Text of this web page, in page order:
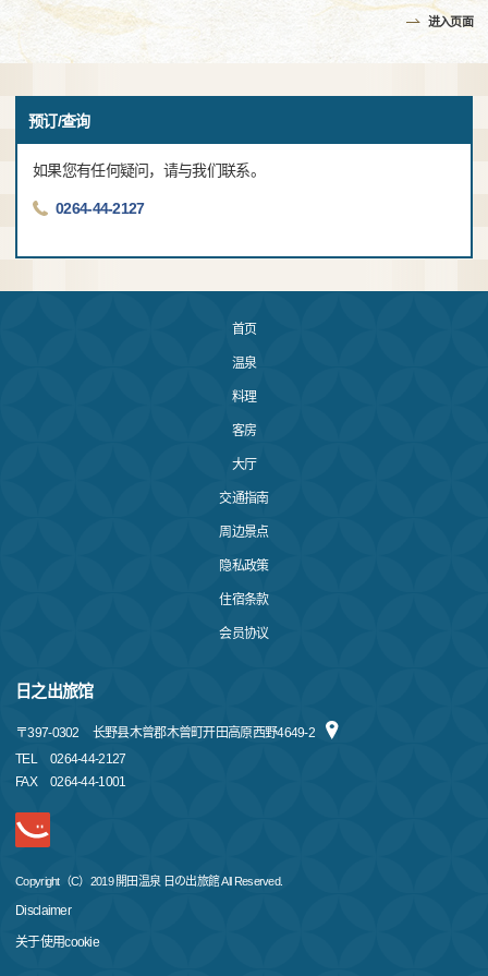
进入页面
预订/查询
如果您有任何疑问，请与我们联系。
0264-44-2127
首页
温泉
料理
客房
大厅
交通指南
周边景点
隐私政策
住宿条款
会员协议
日之出旅馆
〒397-0302
长野县木曾郡木曾町开田高原西野4649-2
TEL
0264-44-2127
FAX
0264-44-1001
Copyright（C）2019 開田温泉 日の出旅館 All Reserved.
Disclaimer
关于使用cookie